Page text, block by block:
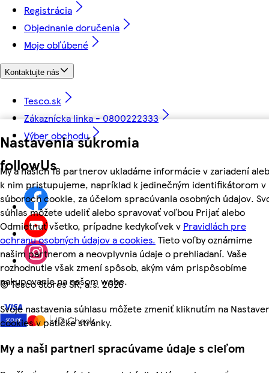
Nastavenia súkromia
My a našich 18 partnerov ukladáme informácie v zariadení
k nim pristupujeme, napríklad k jedinečným identifikátorom v
súboroch cookie, za účelom spracúvania osobných údajov.
súhlas môžete udeliť alebo spravovať voľbou Prijať alebo
Odmietnuť všetko, prípadne kedykoľvek v Pravidlách pre
ochranu osobných údajov a cookies. Tieto voľby oznámime
našim partnerom a neovplyvnia údaje o prehliadaní. Vaše
rozhodnutie však zmení spôsob, akým vám prispôsobíme
nakupovanie na našom webe.
Svoje nastavenia súhlasu môžete zmeniť kliknutím na
cookies v pätičke stránky.
My a naši partneri spracúvame údaje s cieľom
Registrácia
Objednanie doručenia
Moje obľúbené
Kontaktujte nás
Tesco.sk
Zákaznícka linka - 0800222333
Výber obchodu
followUs
©Tesco Stores SR, a.s. 2026